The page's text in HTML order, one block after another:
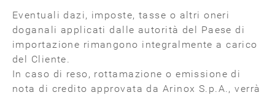
Eventuali dazi, imposte, tasse o altri oneri
doganali applicati dalle autorità del Paese di
importazione rimangono integralmente a carico
del Cliente.
In caso di reso, rottamazione o emissione di
nota di credito approvata da Arinox S.p.A., verrà